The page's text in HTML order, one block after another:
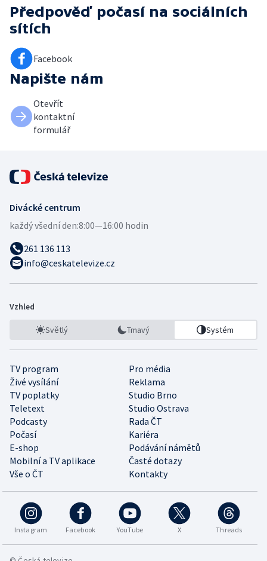
Předpověď počasí na sociálních
sítích
Facebook
Napište nám
Otevřít
kontaktní
formulář
Divácké centrum
každý všední den:8:00—16:00 hodin
261 136 113
info@ceskatelevize.cz
Vzhled
Světlý Tmavý Systém
TV program
Pro média
Živé vysílání
Reklama
TV poplatky
Studio Brno
Teletext
Studio Ostrava
Podcasty
Rada ČT
Počasí
Kariéra
E-shop
Podávání námětů
Mobilní a TV aplikace
Časté dotazy
Vše o ČT
Kontakty
Instagram Facebook YouTube X Threads